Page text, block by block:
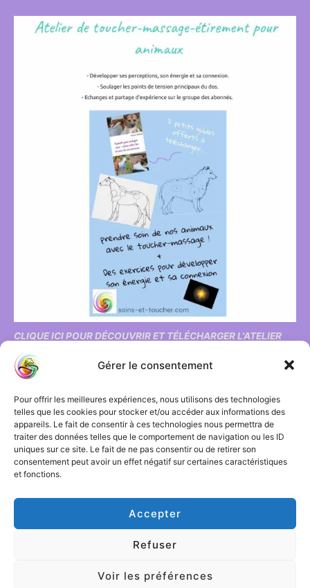
Gérer le consentement
Pour offrir les meilleures expériences, nous utilisons des technologies
telles que les cookies pour stocker et/ou accéder aux informations des
appareils. Le fait de consentir à ces technologies nous permettra de
traiter des données telles que le comportement de navigation ou les ID
uniques sur ce site. Le fait de ne pas consentir ou de retirer son
consentement peut avoir un effet négatif sur certaines caractéristiques
et fonctions.
Accepter
Refuser
Voir les préférences
CLIQUE ICI POUR DÉCOUVRIR ET TÉLÉCHARGER L'ATELIER
OFFERT !
Mes formations en ligne
Soins et toucher| Propulsé par